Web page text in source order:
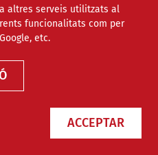
altres serveis utilitzats al
funcionalitats com per
etc.
ACCEPTAR